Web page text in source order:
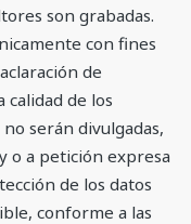
son grabadas.
con fines
de
calidad de los
serán divulgadas,
o a petición expresa
de los datos
conforme a las